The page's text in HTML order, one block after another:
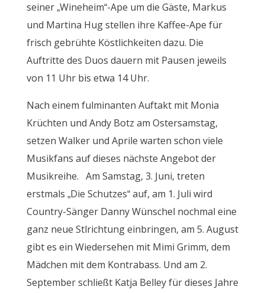
seiner „Wineheim“-Ape um die Gäste, Markus
und Martina Hug stellen ihre Kaffee-Ape für
frisch gebrühte Köstlichkeiten dazu. Die
Auftritte des Duos dauern mit Pausen jeweils
von 11 Uhr bis etwa 14 Uhr.
Nach einem fulminanten Auftakt mit Monia
Krüchten und Andy Botz am Ostersamstag,
setzen Walker und Aprile warten schon viele
Musikfans auf dieses nächste Angebot der
Musikreihe. Am Samstag, 3. Juni, treten
erstmals „Die Schutzes“ auf, am 1. Juli wird
Country-Sänger Danny Wünschel nochmal eine
ganz neue Stlrichtung einbringen, am 5. August
gibt es ein Wiedersehen mit Mimi Grimm, dem
Mädchen mit dem Kontrabass. Und am 2.
September schließt Katja Belley für dieses Jahre